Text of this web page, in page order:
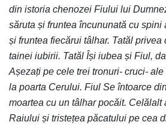
din istoria chenozei Fiului lui
săruta și fruntea încununată cu
și fruntea fiecărui tâlhar. Tatăl privea
tainei iubirii. Tatăl Își iubea și Fiul,
Așezați pe cele trei tronuri- cruci-
la poarta Cerului. Fiul Se întoarce
moartea cu un tâlhar pocăit. Celălalt
Raiului și tristețea păcatului pe cea